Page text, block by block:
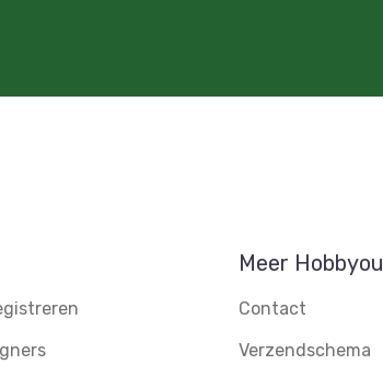
Meer Hobbyou
Contact
Verzendschema